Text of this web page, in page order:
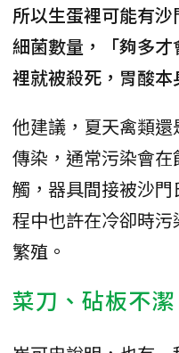
所以生蛋裡可能有
細菌數量，「夠多
裡就被殺死，胃酸本
他建議，夏天禽類
傳染，通常污染會
觸，器具間接被沙
程中也許在冷卻時
繁殖。
菜刀、砧板不